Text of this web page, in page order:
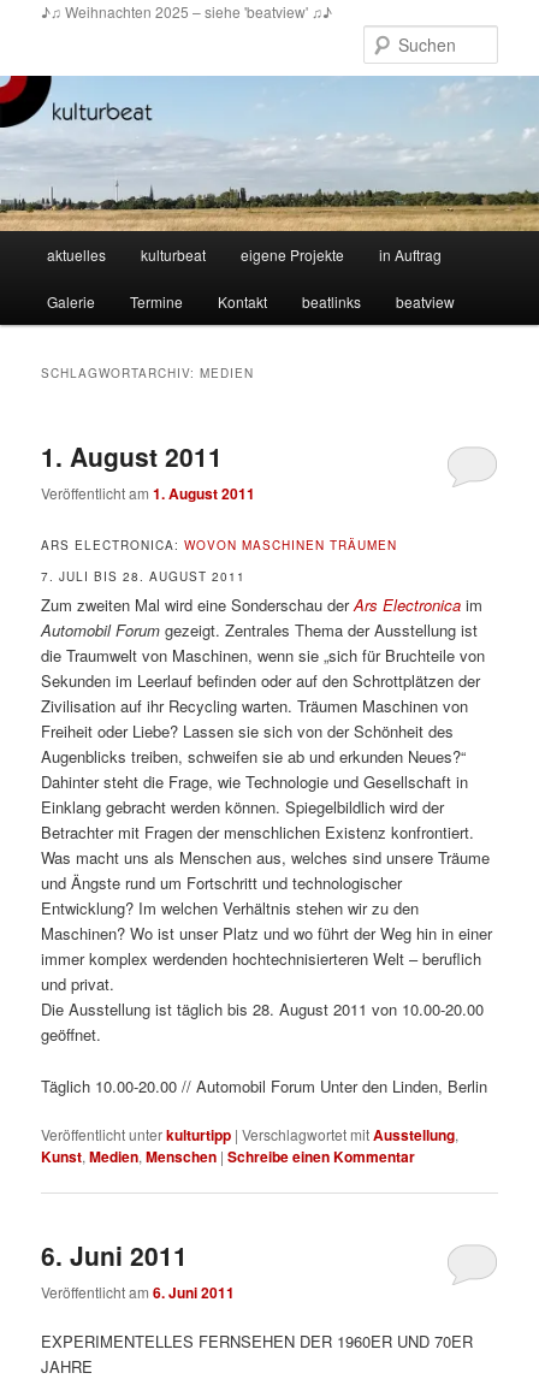
springen
springen
♪♫ Weihnachten 2025 – siehe 'beatview' ♫♪
aktuelles kulturbeat eigene Projekte in Auftrag
Galerie Termine Kontakt beatlinks beatview
SCHLAGWORTARCHIV:MEDIEN
1. August 2011
Veröffentlicht am1. August 2011
ARS ELECTRONICA:WOVON MASCHINEN TRÄUMEN
7. JULI BIS 28. AUGUST 2011
Zum zweiten Mal wird eine Sonderschau derArs Electronica im
Automobil Forum gezeigt. Zentrales Thema der Ausstellung ist
die Traumwelt von Maschinen, wenn sie „sich für Bruchteile von
Sekunden im Leerlauf befinden oder auf den Schrottplätzen der
Zivilisation auf ihr Recycling warten. Träumen Maschinen von
Freiheit oder Liebe? Lassen sie sich von der Schönheit des
Augenblicks treiben, schweifen sie ab und erkunden Neues?“
Dahinter steht die Frage, wie Technologie und Gesellschaft in
Einklang gebracht werden können. Spiegelbildlich wird der
Betrachter mit Fragen der menschlichen Existenz konfrontiert.
Was macht uns als Menschen aus, welches sind unsere Träume
und Ängste rund um Fortschritt und technologischer
Entwicklung? Im welchen Verhältnis stehen wir zu den
Maschinen? Wo ist unser Platz und wo führt der Weg hin in einer
immer komplex werdenden hochtechnisierteren Welt – beruflich
und privat.
Die Ausstellung ist täglich bis 28. August 2011 von 10.00-20.00
geöffnet.
Täglich 10.00-20.00 // Automobil Forum Unter den Linden, Berlin
Veröffentlicht unterkulturtipp |Verschlagwortet mitAusstellung,
Kunst,Medien,Menschen |Schreibe einen Kommentar
6. Juni 2011
Veröffentlicht am6. Juni 2011
EXPERIMENTELLES FERNSEHEN DER 1960ER UND 70ER
JAHRE